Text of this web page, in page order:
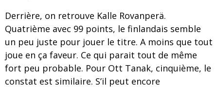
Derrière, on retrouve Kalle Rovanperä.
Quatrième avec 99 points, le finlandais semble
un peu juste pour jouer le titre. A moins que tout
joue en ça faveur. Ce qui parait tout de même
fort peu probable. Pour Ott Tanak, cinquième, le
constat est similaire. S’il peut encore